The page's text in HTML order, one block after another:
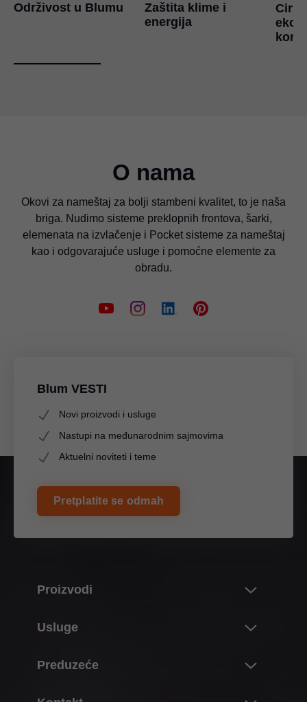
Održivost u Blumu
Zaštita klime i
energija
O nama
Okovi za nameštaj za bolji stambeni kvalitet, to je naša
briga. Nudimo sisteme preklopnih frontova, šarki,
elemenata na izvlačenje i Pocket sisteme za nameštaj
kao i odgovarajuće usluge i pomoćne elemente za
obradu.
Blum VESTI
Novi proizvodi i usluge
Nastupi na međunarodnim sajmovima
Aktuelni noviteti i teme
Pretplatite se odmah
Proizvodi
Sistem preklopnih frontova
Usluge
Preduzeće